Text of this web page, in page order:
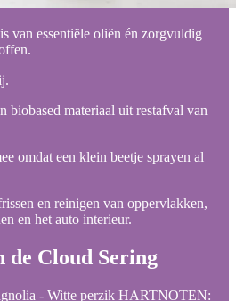
van essentiële oliën én zorgvuldig
biobased materiaal uit restafval van
omdat een klein beetje sprayen al
en reinigen van oppervlakken,
en het auto interieur.
de Cloud Sering
- Witte perzik HARTNOTEN: